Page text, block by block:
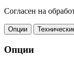
Согласен на
Опции
Опции